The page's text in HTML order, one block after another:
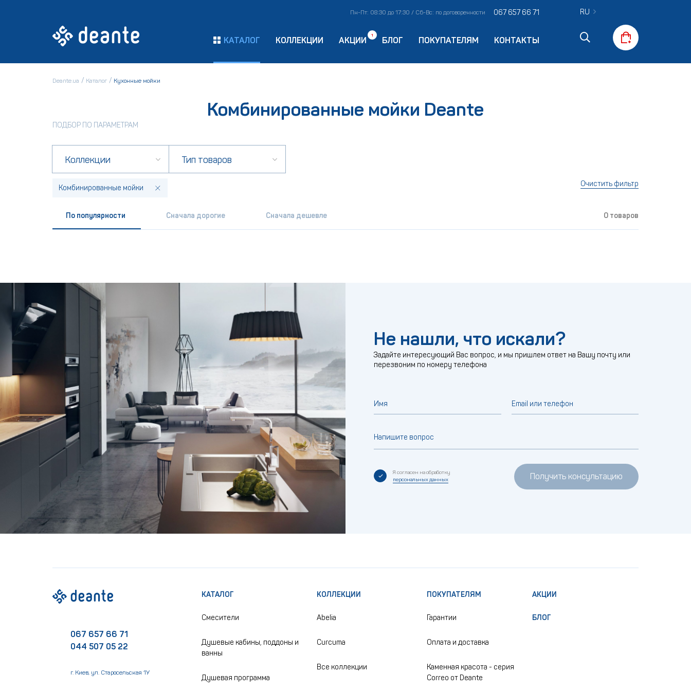
Пн-Пт: 08:30 до 17:30 / Сб-Вс: по договоренности 067 657 66 71
КАТАЛОГ КОЛЛЕКЦИИ АКЦИИ
1
БЛОГ ПОКУПАТЕЛЯМ КОНТАКТЫ
RU
Deante.ua Каталог Кухонные мойки
Комбинированные мойки Deante
ПОДБОР ПО ПАРАМЕТРАМ
Коллекции Тип товаров
Комбинированные мойки Очистить фильтр
По популярности Сначала дорогие Сначала дешевле 0 товаров
Не нашли, что искали?
Задайте интересующий Вас вопрос, и мы пришлем ответ на Вашу почту или
перезвоним по номеру телефона
Имя Email или телефон
Напишите вопрос
Я согласен на обработку
персональных данных
Получить консультацию
КАТАЛОГ
Смесители
Душевые кабины, поддоны и
ванны
Душевая программа
КОЛЛЕКЦИИ
Abelia
Curcuma
Все коллекции
ПОКУПАТЕЛЯМ
Гарантии
Оплата и доставка
Каменная красота - серия
Correo от Deante
АКЦИИ
БЛОГ
067 657 66 71
044 507 05 22
г. Киев, ул. Старосельская 1У